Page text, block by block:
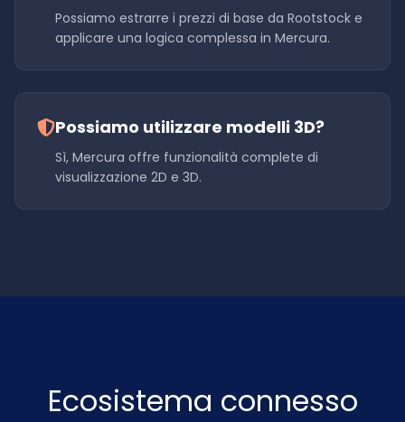
Possiamo estrarre i prezzi di base da Rootstock e
applicare una logica complessa in Mercura.
Possiamo utilizzare modelli 3D?
Sì, Mercura offre funzionalità complete di
visualizzazione 2D e 3D.
Ecosistema connesso